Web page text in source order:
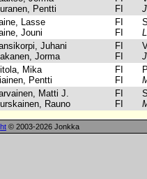
Pentti
FI
Lasse
Jouni
FI
FI
Juhani
Jorma
FI
FI
Mika
Pentti
FI
FI
Matti J.
Rauno
FI
FI
© 2003-2026 Jonkka